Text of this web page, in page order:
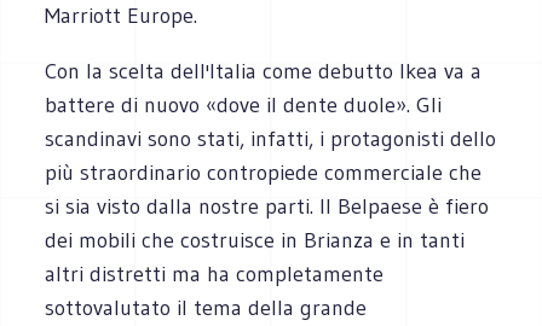
Marriott Europe.
Con la scelta dell'Italia come debutto Ikea va a
battere di nuovo «dove il dente duole». Gli
scandinavi sono stati, infatti, i protagonisti dello
più straordinario contropiede commerciale che
si sia visto dalla nostre parti. Il Belpaese è fiero
dei mobili che costruisce in Brianza e in tanti
altri distretti ma ha completamente
sottovalutato il tema della grande